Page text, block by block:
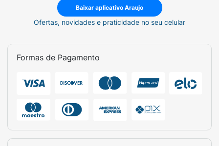
Baixar aplicativo Araujo
Ofertas, novidades e praticidade no seu celular
Formas de Pagamento